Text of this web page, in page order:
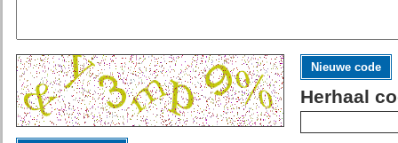
Nieuwe code
Herhaal